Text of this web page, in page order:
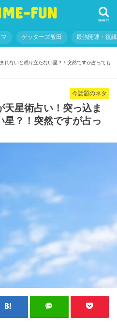
FUN search
ゲッターズ飯田 最強開運・復
れないと成り立たない星？！突然ですが占っても
今話題のネタ
星術占い！突っ込ま
星？！突然ですが占っ